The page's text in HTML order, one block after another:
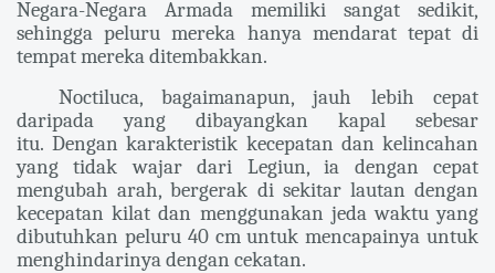
Negara-Negara Armada memiliki sangat sedikit,
sehingga peluru mereka hanya mendarat tepat di
tempat mereka ditembakkan.
Noctiluca, bagaimanapun, jauh lebih cepat
daripada yang dibayangkan kapal sebesar
itu. Dengan karakteristik kecepatan dan kelincahan
yang tidak wajar dari Legiun, ia dengan cepat
mengubah arah, bergerak di sekitar lautan dengan
kecepatan kilat dan menggunakan jeda waktu yang
dibutuhkan peluru 40 cm untuk mencapainya untuk
menghindarinya dengan cekatan.